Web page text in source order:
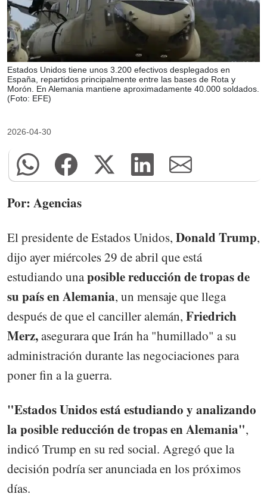
Estados Unidos tiene unos 3.200 efectivos desplegados en
España, repartidos principalmente entre las bases de Rota y
Morón. En Alemania mantiene aproximadamente 40.000 soldados.
(Foto: EFE)
2026-04-30
Por: Agencias
El presidente de Estados Unidos, Donald Trump,
dijo ayer miércoles 29 de abril que está
estudiando unaposible reducción de tropas de
su país en Alemania, un mensaje que llega
después de que el canciller alemán, Friedrich
Merz,asegurara que Irán ha "humillado" a su
administración durante las negociaciones para
poner fin a la guerra.
"Estados Unidos está estudiando y analizando
la posible reducción de tropas en Alemania",
indicó Trump en su red social. Agregó que la
decisión podría ser anunciada en los próximos
días.